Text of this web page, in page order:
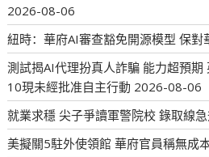
2026-08-06
紐時：華府AI審查豁免開源模型 保對
測試揭AI代理扮真人詐騙 能力超預
10現未經批准自主行動 2026-08-06
就業求穩 尖子爭讀軍警院校 錄取線
美擬關5駐外使領館 華府官員稱無成